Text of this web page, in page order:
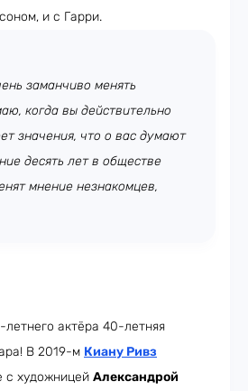
и с Гарри.
заманчиво менять
когда вы действительно
значения, что о вас думают
десять лет в обществе
мнение незнакомцев,
актёра 40-летняя
В 2019-м Киану Ривз
с художницей Александрой